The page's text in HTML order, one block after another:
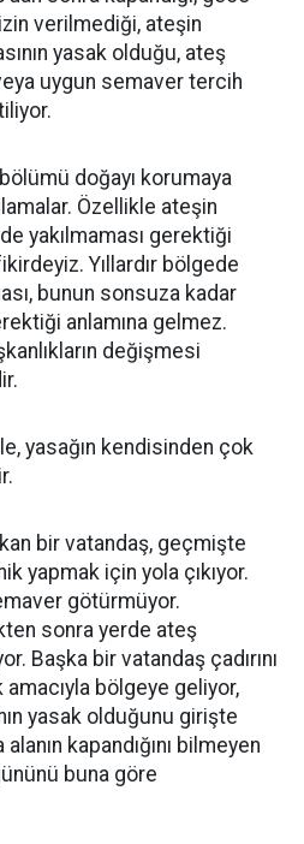
verilmediği, ateşin
yasak olduğu, ateş
uygun semaver tercih
doğayı korumaya
Özellikle ateşin
yakılmaması gerektiği
Yıllardır bölgede
bunun sonsuza kadar
anlamına gelmez.
değişmesi
yasağın kendisinden çok
bir vatandaş, geçmişte
yapmak için yola çıkıyor.
götürmüyor.
sonra yerde ateş
Başka bir vatandaş çadırını
amacıyla bölgeye geliyor,
yasak olduğunu girişte
kapandığını bilmeyen
buna göre